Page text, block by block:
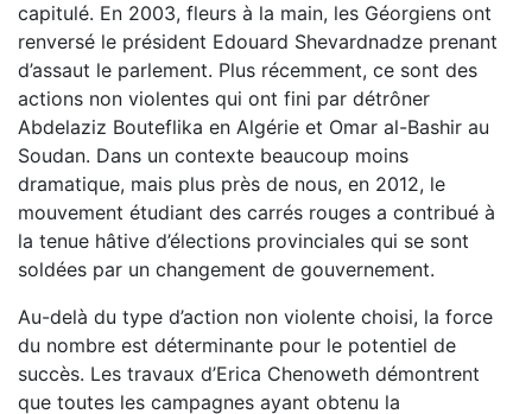
capitulé. En 2003, fleurs à la main, les Géorgiens ont
renversé le président Edouard Shevardnadze prenant
d’assaut le parlement. Plus récemment, ce sont des
actions non violentes qui ont fini par détrôner
Abdelaziz Bouteflika en Algérie et Omar al-Bashir au
Soudan. Dans un contexte beaucoup moins
dramatique, mais plus près de nous, en 2012, le
mouvement étudiant des carrés rouges a contribué à
la tenue hâtive d’élections provinciales qui se sont
soldées par un changement de gouvernement.
Au-delà du type d’action non violente choisi, la force
du nombre est déterminante pour le potentiel de
succès. Les travaux d’Erica Chenoweth démontrent
que toutes les campagnes ayant obtenu la